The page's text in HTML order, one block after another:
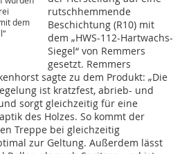
dem
rutschhemmende
Beschichtung (R10) mit
dem „HWS-112-Hartwachs-
Siegel“ von Remmers
gesetzt. Remmers
sagte zu dem Produkt: „Die
ist kratzfest, abrieb- und
sorgt gleichzeitig für eine
des Holzes. So kommt der
Treppe bei gleichzeitig
zur Geltung. Außerdem lässt